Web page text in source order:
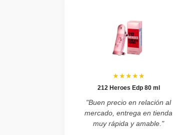
★★★★★
212 Heroes Edp 80 ml
"Buen precio en relación al
mercado, entrega en tienda
muy rápida y amable."